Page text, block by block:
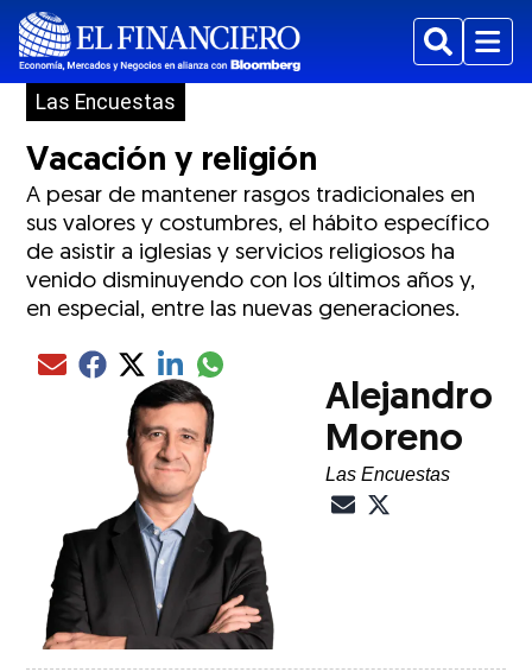
BuscarMenu
Las Encuestas
Vacación y religión
A pesar de mantener rasgos tradicionales en
sus valores y costumbres, el hábito específico
de asistir a iglesias y servicios religiosos ha
venido disminuyendo con los últimos años y,
en especial, entre las nuevas generaciones.
Compartir el artículo actual mediante Email
Compartir el artículo actual mediante Facebook
Compartir el artículo actual mediante Twitter
Compartir el artículo actual mediante LinkedIn
Compartir el artículo actual mediante
Alejandro
Moreno
Las Encuestas